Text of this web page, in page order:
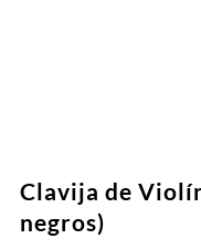
Clavija de
negros)